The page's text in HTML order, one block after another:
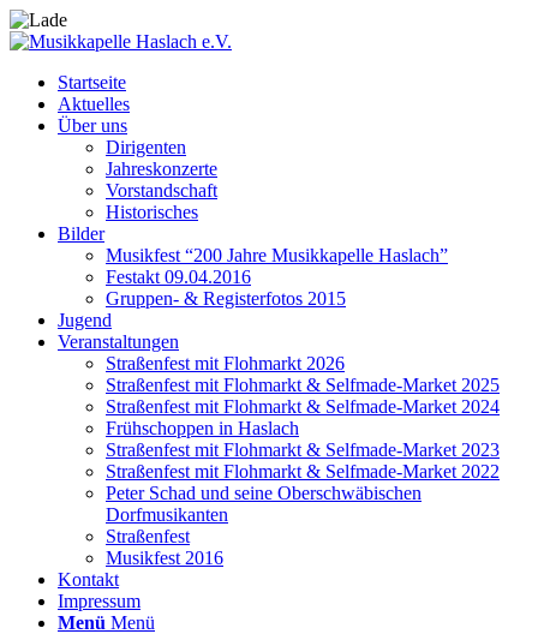
Startseite
Aktuelles
Über uns
Dirigenten
Jahreskonzerte
Vorstandschaft
Historisches
Bilder
Musikfest “200 Jahre Musikkapelle Haslach”
Festakt 09.04.2016
Gruppen- & Registerfotos 2015
Jugend
Veranstaltungen
Straßenfest mit Flohmarkt 2026
Straßenfest mit Flohmarkt & Selfmade-Market 2025
Straßenfest mit Flohmarkt & Selfmade-Market 2024
Frühschoppen in Haslach
Straßenfest mit Flohmarkt & Selfmade-Market 2023
Straßenfest mit Flohmarkt & Selfmade-Market 2022
Peter Schad und seine Oberschwäbischen
Dorfmusikanten
Straßenfest
Musikfest 2016
Kontakt
Impressum
Menü Menü